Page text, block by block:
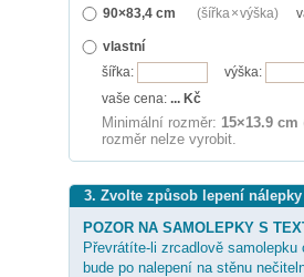
90×83,4 cm
(šířka × výška)
vlastní
šířka:
výška:
vaše cena: ... Kč
Minimální rozměr: 15×13.9 cm
rozměr nelze vyrobit.
3. Zvolte způsob lepení nálepky
POZOR NA SAMOLEPKY S
Převrátíte-li zrcadlově samolepku
bude po nalepení na stěnu